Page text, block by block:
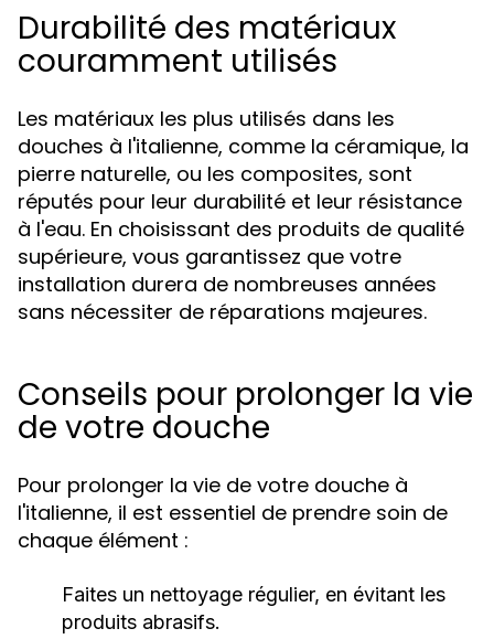
Durabilité des matériaux
couramment utilisés
Les matériaux les plus utilisés dans les
douches à l'italienne, comme la céramique, la
pierre naturelle, ou les composites, sont
réputés pour leur durabilité et leur résistance
à l'eau. En choisissant des produits de qualité
supérieure, vous garantissez que votre
installation durera de nombreuses années
sans nécessiter de réparations majeures.
Conseils pour prolonger la vie
de votre douche
Pour prolonger la vie de votre douche à
l'italienne, il est essentiel de prendre soin de
chaque élément :
Faites un nettoyage régulier, en évitant les
produits abrasifs.